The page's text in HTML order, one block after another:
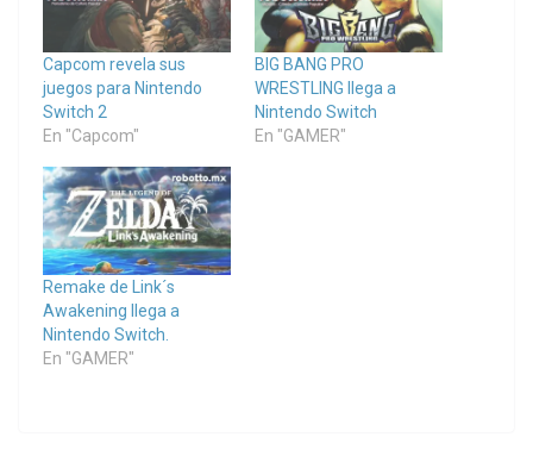
Capcom revela sus
juegos para Nintendo
Switch 2
En "Capcom"
BIG BANG PRO
WRESTLING llega a
Nintendo Switch
En "GAMER"
Remake de Link´s
Awakening llega a
Nintendo Switch.
En "GAMER"